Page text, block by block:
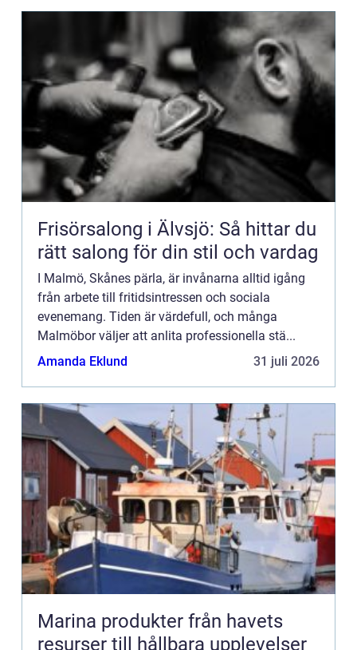
Frisörsalong i Älvsjö: Så hittar du
rätt salong för din stil och vardag
I Malmö, Skånes pärla, är invånarna alltid igång
från arbete till fritidsintressen och sociala
evenemang. Tiden är värdefull, och många
Malmöbor väljer att anlita professionella stä...
Amanda Eklund
31 juli 2026
Marina produkter från havets
resurser till hållbara upplevelser